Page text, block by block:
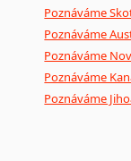
Poznáváme
Poznáváme
Poznáváme
Poznáváme
Poznáváme